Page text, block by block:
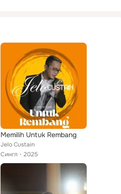
Memilih Untuk Rembang
Jelo Custain
Сингл
2025